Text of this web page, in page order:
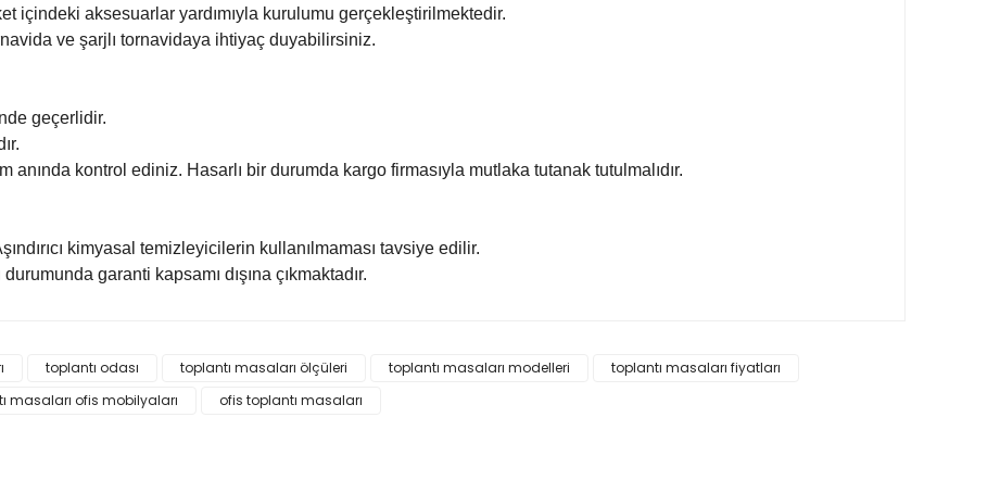
içindeki aksesuarlar yardımıyla kurulumu gerçekleştirilmektedir.
ve şarjlı tornavidaya ihtiyaç duyabilirsiniz.
geçerlidir.
anında kontrol ediniz. Hasarlı bir durumda kargo firmasıyla mutlaka tutanak tutulmalıdır.
kimyasal temizleyicilerin kullanılmaması tavsiye edilir.
garanti kapsamı dışına çıkmaktadır.
Bu ürüne ilk yorumu siz yapın!
ve diğer konularda yetersiz gördüğünüz noktaları öneri formunu kullanarak tarafımıza iletebilirsiniz.
toplantı odası toplantı masaları ölçüleri toplantı masaları modelleri
toplantı masaları fiyatları
masaları ofis mobilyaları ofis toplantı masaları